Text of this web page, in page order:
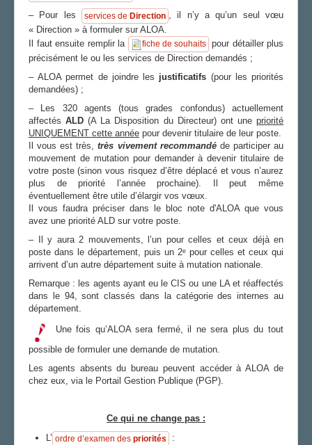
– Pour les services de Direction , il n’y a qu’un seul vœu
« Direction » à formuler sur ALOA.
Il faut ensuite remplir la
fiche de souhaits
pour détailler plus
précisément le ou les services de Direction demandés ;
– ALOA permet de joindre les justificatifs (pour les priorités
demandées) ;
– Les 320 agents (tous grades confondus) actuellement
affectésALD (A La Disposition du Directeur) ont unepriorité
UNIQUEMENT cette année pour devenir titulaire de leur poste.
Il vous est très,très vivement recommandéde participer au
mouvement de mutation pour demander à devenir titulaire de
votre poste (sinon vous risquez d’être déplacé et vous n’aurez
plus de priorité l’année prochaine). Il peut même
éventuellement être utile d’élargir vos vœux.
Il vous faudra préciser dans le bloc note d'ALOA que vous
avez une priorité ALD sur votre poste.
– Il y aura 2 mouvements, l’un pour celles et ceux déjà en
poste dans le département, puis un 2ᵉ pour celles et ceux qui
arrivent d’un autre département suite à mutation nationale.
Remarque : les agents ayant eu le CIS ou une LA et réaffectés
dans le 94, sont classés dans la catégorie des internes au
département.
Une fois qu’ALOA sera fermé, il ne sera plus du tout
possible de formuler une demande de mutation.
Les agents absents du bureau peuvent accéder à ALOA de
chez eux, via le Portail Gestion Publique (PGP).
Ce qui ne change pas :
L’ ordre d’examen des priorités
: